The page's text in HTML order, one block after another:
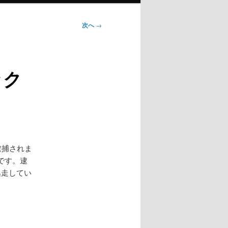
次へ→
されま
す。逮
してい